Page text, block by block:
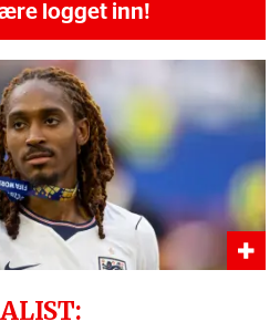
logget inn!